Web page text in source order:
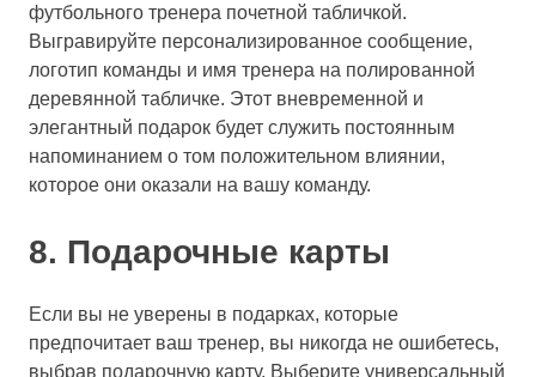
футбольного тренера почетной табличкой.
Выгравируйте персонализированное сообщение,
логотип команды и имя тренера на полированной
деревянной табличке. Этот вневременной и
элегантный подарок будет служить постоянным
напоминанием о том положительном влиянии,
которое они оказали на вашу команду.
8. Подарочные карты
Если вы не уверены в подарках, которые
предпочитает ваш тренер, вы никогда не ошибетесь,
выбрав подарочную карту. Выберите универсальный